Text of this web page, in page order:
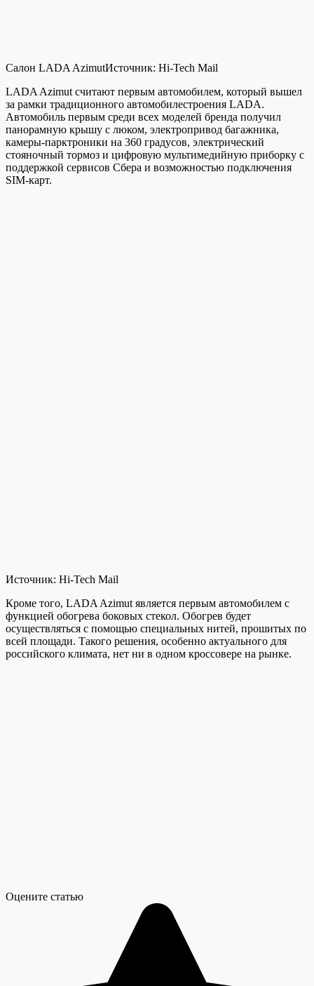
Салон LADA AzimutИсточник: Hi-Tech Mail
LADA Azimut считают первым автомобилем, который вышел
за рамки традиционного автомобилестроения LADA.
Автомобиль первым среди всех моделей бренда получил
панорамную крышу с люком, электропривод багажника,
камеры-парктроники на 360 градусов, электрический
стояночный тормоз и цифровую мультимедийную приборку с
поддержкой сервисов Сбера и возможностью подключения
SIM-карт.
Источник: Hi-Tech Mail
Кроме того, LADA Azimut является первым автомобилем с
функцией обогрева боковых стекол. Обогрев будет
осуществляться с помощью специальных нитей, прошитых по
всей площади. Такого решения, особенно актуального для
российского климата, нет ни в одном кроссовере на рынке.
Оцените статью